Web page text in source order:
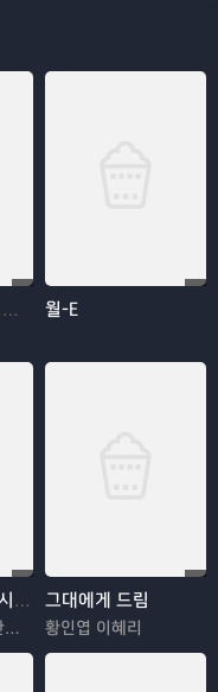
이상한 과자 가게 전천당 월-E
킬러들의 쇼핑몰 시즌2
이동욱 김혜준 조한선 김해나
그대에게 드림
황인엽 이혜리